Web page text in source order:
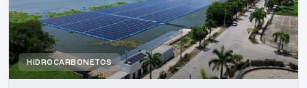
HIDROCARBONETOS